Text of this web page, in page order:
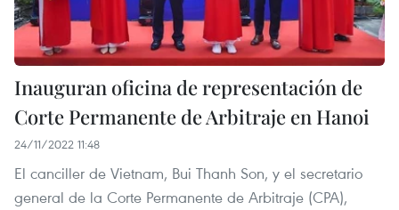
Inauguran oficina de representación de
Corte Permanente de Arbitraje en Hanoi
24/11/2022 11:48
El canciller de Vietnam, Bui Thanh Son, y el secretario
general de la Corte Permanente de Arbitraje (CPA),